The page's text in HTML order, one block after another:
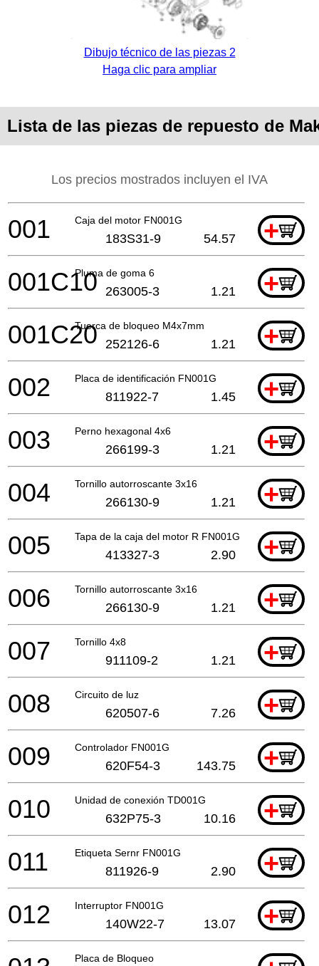
Dibujo técnico de las piezas 2
Haga clic para ampliar
Lista de las piezas de repuesto de
Los precios mostrados incluyen el IVA
Caja del motor FN001G +
001 183S31-9 54.57
Pluma de goma 6 +
001C10 263005-3 1.21
Tuerca de bloqueo M4x7mm +
001C20 252126-6 1.21
Placa de identificación FN001G +
002 811922-7 1.45
Perno hexagonal 4x6 +
003 266199-3 1.21
Tornillo autorroscante 3x16 +
004 266130-9 1.21
Tapa de la caja del motor R FN001G +
005 413327-3 2.90
Tornillo autorroscante 3x16 +
006 266130-9 1.21
Tornillo 4x8 +
007 911109-2 1.21
Circuito de luz +
008 620507-6 7.26
Controlador FN001G +
009 620F54-3 143.75
Unidad de conexión TD001G +
010 632P75-3 10.16
Etiqueta Sernr FN001G +
011 811926-9 2.90
Interruptor FN001G +
012 140W22-7 13.07
Placa de Bloqueo